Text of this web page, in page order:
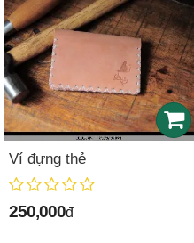
Ví đựng thẻ
250,000đ